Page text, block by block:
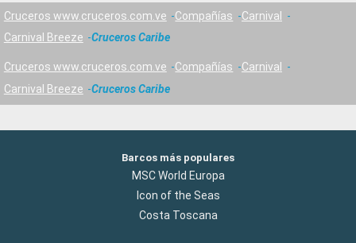
Cruceros www.cruceros.com.ve Compañías
Carnival
Carnival Breeze
Cruceros Caribe
Cruceros www.cruceros.com.ve Compañías
Carnival
Carnival Breeze
Cruceros Caribe
Barcos más populares
MSC World Europa
Icon of the Seas
Costa Toscana